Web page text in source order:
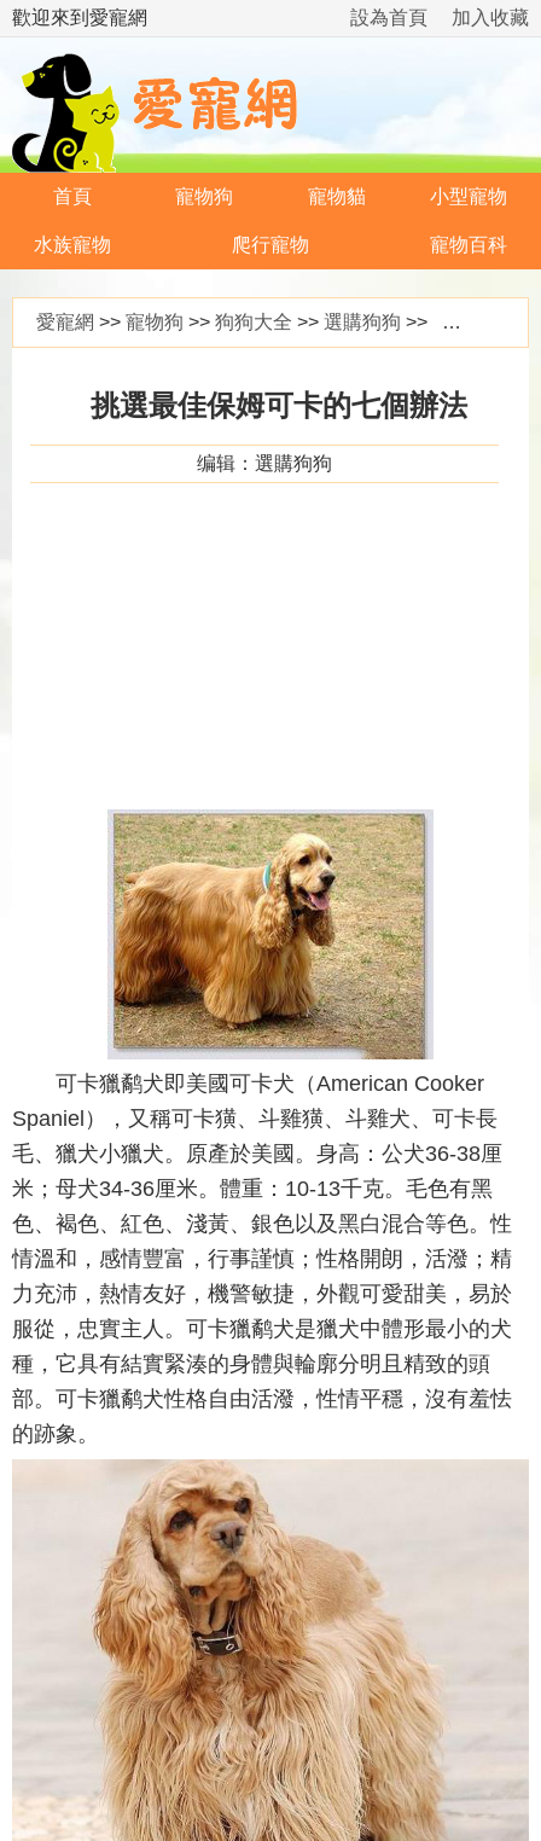
歡迎來到愛寵網 加入收藏
設為首頁
首頁 寵物狗 寵物貓 小型寵物
水族寵物 爬行寵物 寵物百科
愛寵網 >> 寵物狗 >> 狗狗大全 >> 選購狗狗 >> 挑選最佳保姆可卡的七個辦法
挑選最佳保姆可卡的七個辦法
编辑：選購狗狗
可卡獵鹬犬即美國可卡犬（American Cooker
Spaniel），又稱可卡獚、斗雞獚、斗雞犬、可卡長
毛、獵犬小獵犬。原產於美國。身高：公犬36-38厘
米；母犬34-36厘米。體重：10-13千克。毛色有黑
色、褐色、紅色、淺黃、銀色以及黑白混合等色。性
情溫和，感情豐富，行事謹慎；性格開朗，活潑；精
力充沛，熱情友好，機警敏捷，外觀可愛甜美，易於
服從，忠實主人。可卡獵鹬犬是獵犬中體形最小的犬
種，它具有結實緊湊的身體與輪廓分明且精致的頭
部。可卡獵鹬犬性格自由活潑，性情平穩，沒有羞怯
的跡象。